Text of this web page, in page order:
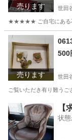
売ります 世田
★★★★★ ご自宅にある不
東京 世田谷区
売ります
500
世田
ご覧いただき有り難う
東京 世田谷区 【
状